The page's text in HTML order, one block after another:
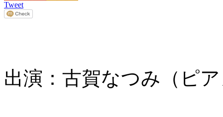
Tweet
出演：古賀なつみ（ピ